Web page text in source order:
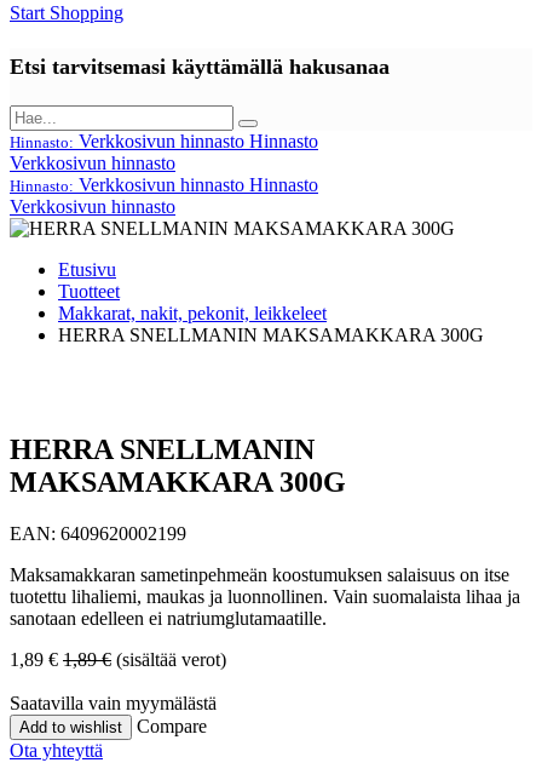
Start Shopping
Etsi tarvitsemasi käyttämällä hakusanaa
Hinnasto: Verkkosivun hinnasto Hinnasto
Verkkosivun hinnasto
Hinnasto: Verkkosivun hinnasto Hinnasto
Verkkosivun hinnasto
Etusivu
Tuotteet
Makkarat, nakit, pekonit, leikkeleet
HERRA SNELLMANIN MAKSAMAKKARA 300G
HERRA SNELLMANIN
MAKSAMAKKARA 300G
EAN: 6409620002199
Maksamakkaran sametinpehmeän koostumuksen salaisuus on itse
tuotettu lihaliemi, maukas ja luonnollinen. Vain suomalaista lihaa ja
sanotaan edelleen ei natriumglutamaatille.
1,89 € 1,89€ (sisältää verot)
Saatavilla vain myymälästä
Add to wishlist
Compare
Ota yhteyttä